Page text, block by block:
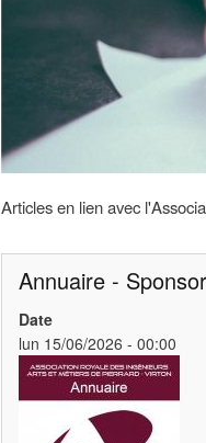
Articles en lien avec
Annuaire -
Date
lun 15/06/2026 - 00:00